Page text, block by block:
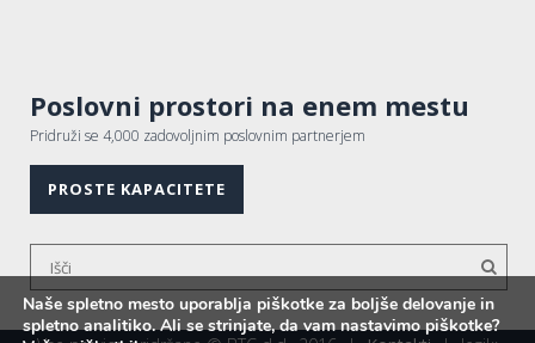
Poslovni prostori na enem mestu
Pridruži se 4,000 zadovoljnim poslovnim partnerjem
PROSTE KAPACITETE
Naše spletno mesto uporablja piškotke za boljše delovanje in
spletno analitiko. Ali se strinjate, da vam nastavimo piškotke?